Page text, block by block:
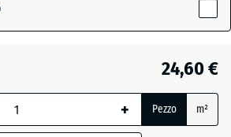
24,60 €
+ Pezzo m²